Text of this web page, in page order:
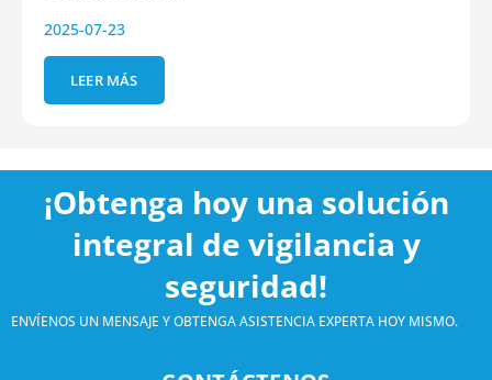
2025-07-23
LEER MÁS
¡Obtenga hoy una solución
integral de vigilancia y
seguridad!
ENVÍENOS UN MENSAJE Y OBTENGA ASISTENCIA EXPERTA HOY MISMO.